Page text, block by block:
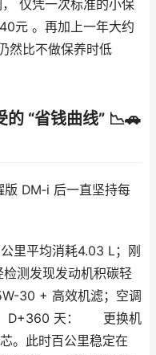
仅凭一次标准的小保
元 。再加上一年大约
然比不做保养时低
“省钱曲线” 📉🚗
DM‑i 后一直坚持每
平均消耗4.03 L；刚
测发现发动机积碳轻
30 + 高效机滤；空调
D+360 天： 更换机
。此时百公里稳定在